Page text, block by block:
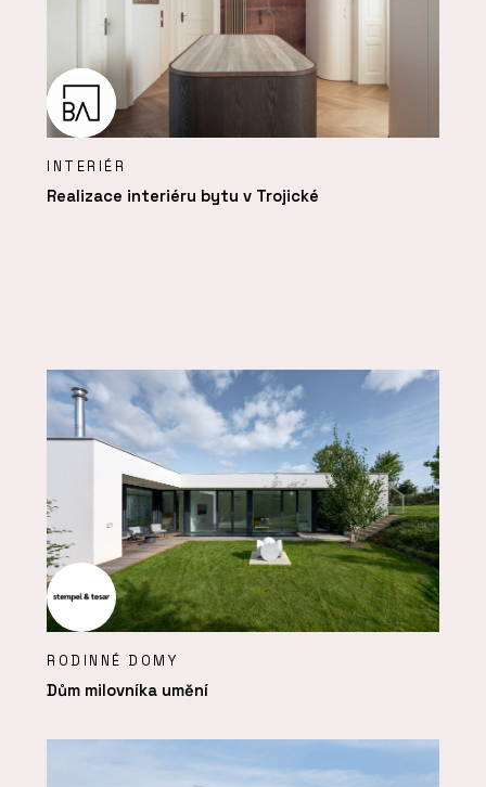
INTERIÉR
Realizace interiéru bytu v Trojické
RODINNÉ DOMY
Dům milovníka umění